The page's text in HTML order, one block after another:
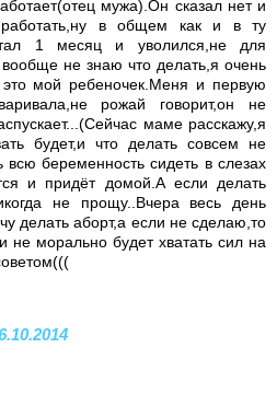
мужа).Он сказал нет и
работать,ну в общем как и в ту
1 месяц и уволился,не для
не знаю что делать,я очень
это мой ребеночек.Меня и первую
рожай говорит,он не
маме расскажу,я
будет,и что делать совсем не
всю беременность сидеть в слезах
и придёт домой.А если делать
не прощу..Вчера весь день
делать аборт,а если не сделаю,то
не морально будет хватать сил на